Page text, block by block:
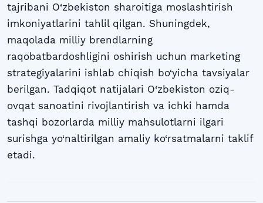
tajribani O‘zbekiston sharoitiga moslashtirish
imkoniyatlarini tahlil qilgan. Shuningdek,
maqolada milliy brendlarning
raqobatbardoshligini oshirish uchun marketing
strategiyalarini ishlab chiqish bo‘yicha tavsiyalar
berilgan. Tadqiqot natijalari O‘zbekiston oziq-
ovqat sanoatini rivojlantirish va ichki hamda
tashqi bozorlarda milliy mahsulotlarni ilgari
surishga yo‘naltirilgan amaliy ko‘rsatmalarni taklif
etadi.